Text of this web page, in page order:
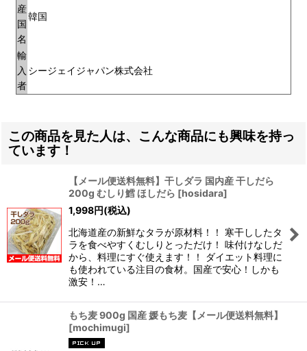
産
国
名
韓国
輸
入
者
シージェイジャパン株式会社
この商品を見た人は、こんな商品にも興味を持っ
ています！
【メール便送料無料】干しダラ 国内産 干しだら
200g むしり鱈 ほしだら [hosidara]
1,998円(税込)
北海道産の新鮮なタラが原材料！！ 寒干ししたタ
ラを食べやすくむしりとっただけ！ 味付けなしだ
から、料理にすぐ使えます！！ ダイエット料理に
も使われている注目の食材。国産で安心！しかも
激安！…
もち麦 900g 国産 媛もち麦【メール便送料無料】
[mochimugi]